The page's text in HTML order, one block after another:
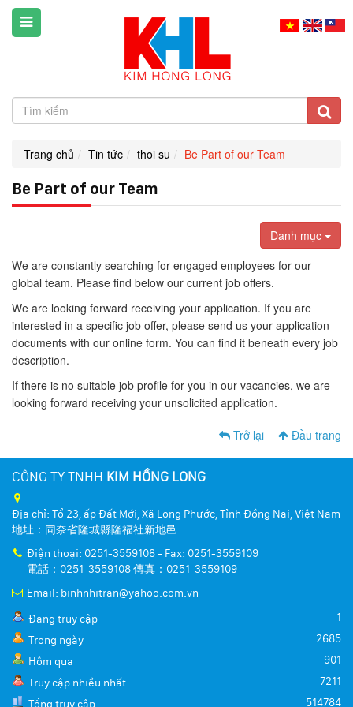
Trang chủ Tin tức thoi su Be Part of our Team
Be Part of our Team
Danh mục
We are constantly searching for engaged employees for our
global team. Please find below our current job offers.
We are looking forward receiving your application. If you are
interested in a specific job offer, please send us your application
documents with our online form. You can find it beneath every job
description.
If there is no suitable job profile for you in our vacancies, we are
looking forward receiving your unsolicited application.
Trở lại Đầu trang
CÔNG TY TNHH KIM HỒNG LONG
Địa chỉ: Tổ 23, ấp Đất Mới, Xã Long Phước, Tỉnh Đồng Nai, Việt Nam
地址：同奈省隆城縣隆福社新地邑
Điện thoại: 0251-3559108 - Fax: 0251-3559109
電話：0251-3559108 傳真：0251-3559109
Email: binhnhitran@yahoo.com.vn
Đang truy cập 1
Trong ngày 2685
Hôm qua 901
Truy cập nhiều nhất 7211
Tổng truy cập 514784